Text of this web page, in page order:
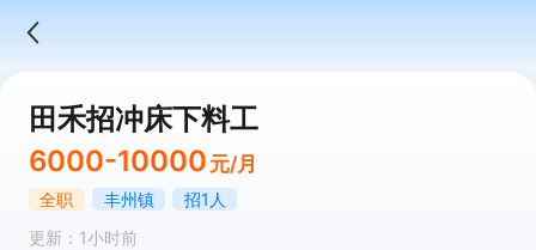
田禾招冲床下料工
6000-10000 元/月
全职 丰州镇
招1人
更新：1小时前